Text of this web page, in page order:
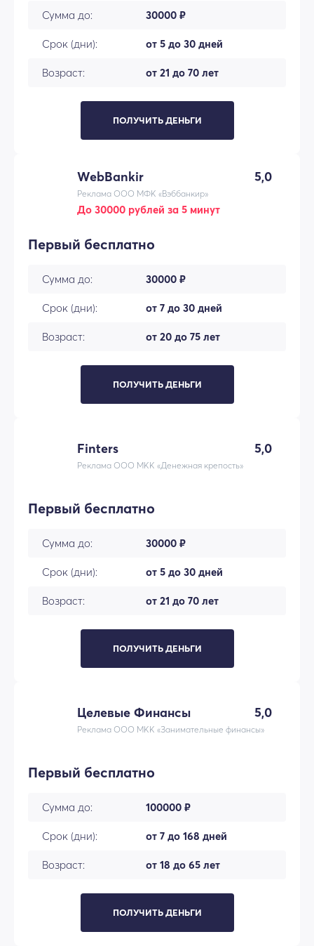
Сумма до: 30000 ₽
Срок (дни): от 5 до 30 дней
Возраст: от 21 до 70 лет
ПОЛУЧИТЬ ДЕНЬГИ
WebBankir 5,0
Реклама ООО МФК «Вэббанкир»
До 30000 рублей за 5 минут
Первый бесплатно
Сумма до: 30000 ₽
Срок (дни): от 7 до 30 дней
Возраст: от 20 до 75 лет
ПОЛУЧИТЬ ДЕНЬГИ
Finters 5,0
Реклама ООО МКК «Денежная крепость»
Первый бесплатно
Сумма до: 30000 ₽
Срок (дни): от 5 до 30 дней
Возраст: от 21 до 70 лет
ПОЛУЧИТЬ ДЕНЬГИ
Целевые Финансы 5,0
Реклама ООО МКК «Занимательные финансы»
Первый бесплатно
Сумма до: 100000 ₽
Срок (дни): от 7 до 168 дней
Возраст: от 18 до 65 лет
ПОЛУЧИТЬ ДЕНЬГИ